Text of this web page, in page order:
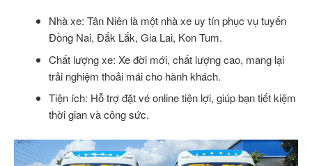
Nhà xe: Tân Niên là một nhà xe uy tín phục vụ tuyến
Đồng Nai, Đắk Lắk, Gia Lai, Kon Tum.
Chất lượng xe: Xe đời mới, chất lượng cao, mang lại
trải nghiệm thoải mái cho hành khách.
Tiện ích: Hỗ trợ đặt vé online tiện lợi, giúp bạn tiết kiệm
thời gian và công sức.